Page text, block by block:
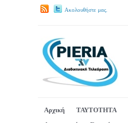
Ακολουθήστε μας.
Αρχική ΤΑΥΤΟΤΗΤΑ